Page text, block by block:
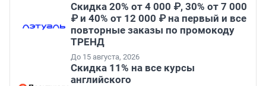
Скидка 20% от 4 000 ₽, 30% от 7 000
₽ и 40% от 12 000 ₽ на первый и все
повторные заказы по промокоду
ТРЕНД
До 15 августа, 2026
Скидка 11% на все курсы
английского